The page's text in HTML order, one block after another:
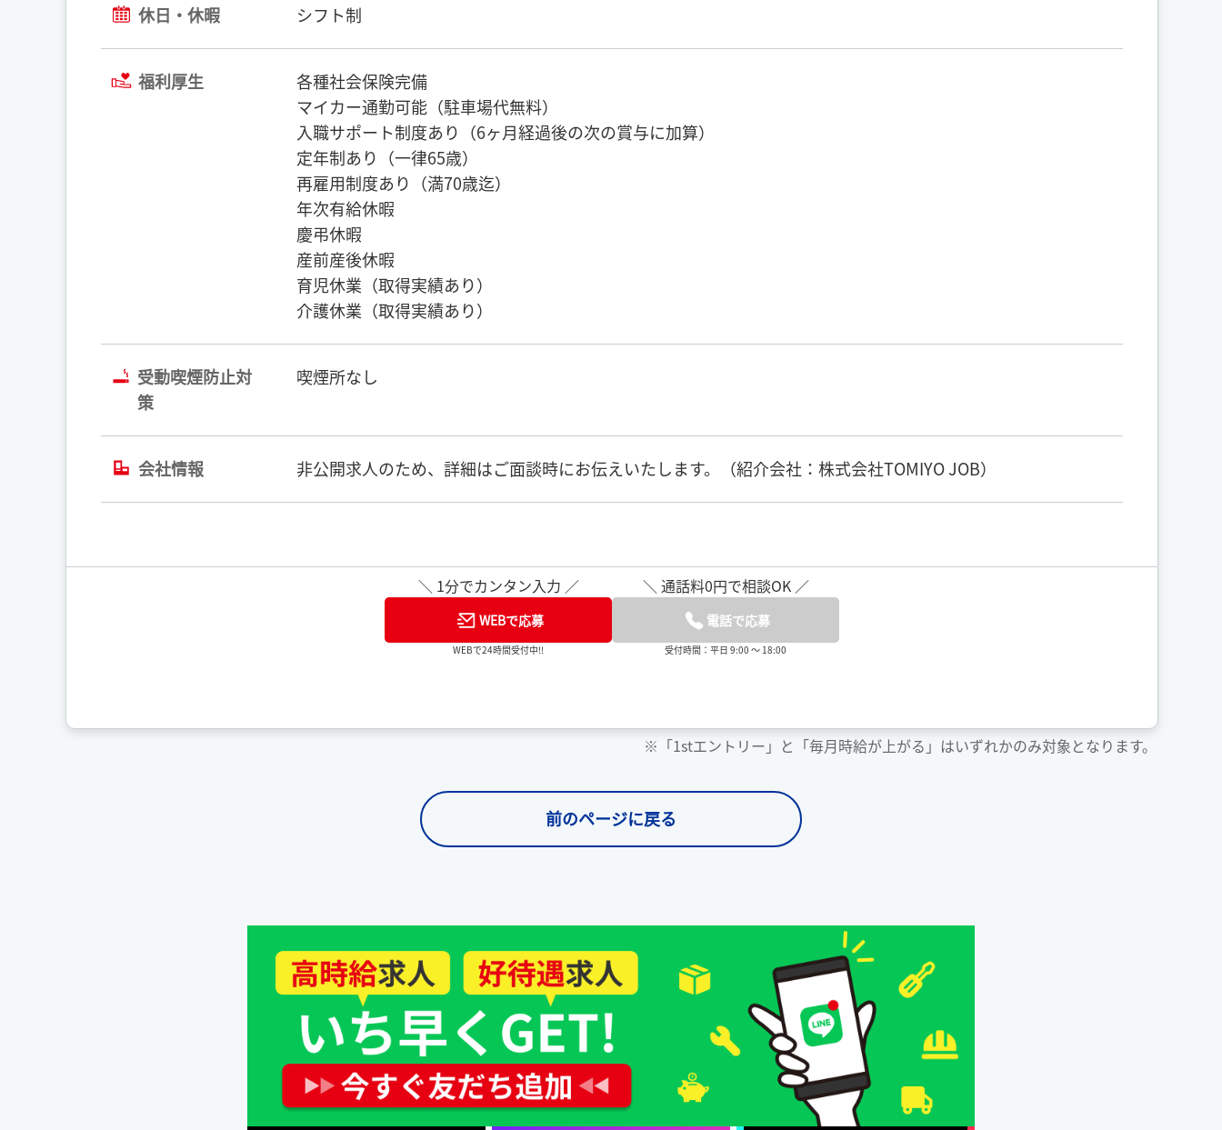
休日・休暇 シフト制
福利厚生
各種社会保険完備
マイカー通勤可能（駐車場代無料）
入職サポート制度あり（6ヶ月経過後の次の賞与に加算）
定年制あり（一律65歳）
再雇用制度あり（満70歳迄）
年次有給休暇
慶弔休暇
産前産後休暇
育児休業（取得実績あり）
介護休業（取得実績あり）
受動喫煙防止対
策
喫煙所なし
会社情報 非公開求人のため、詳細はご面談時にお伝えいたします。（紹介会社：株式会社TOMIYO JOB）
＼ 1分でカンタン入力 ／
WEBで応募
WEBで24時間受付中!!
＼ 通話料0円で相談OK ／
電話で応募
受付時間：平日 9:00 ～ 18:00
※「1stエントリー」と「毎月時給が上がる」はいずれかのみ対象となります。
前のページに戻る